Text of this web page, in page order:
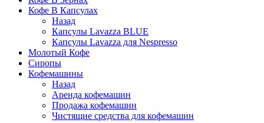
Кофе В Капсулах
Назад
Капсулы Lavazza BLUE
Капсулы Lavazza для Nespresso
Молотый Кофе
Сиропы
Кофемашины
Назад
Аренда кофемашин
Продажа кофемашин
Чистящие средства для кофемашин